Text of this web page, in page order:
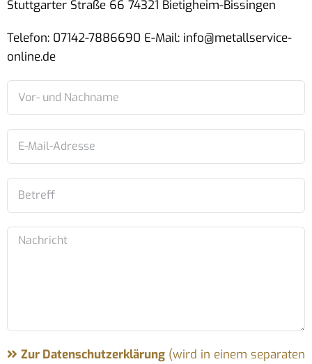
Stuttgarter Straße 66 74321 Bietigheim-Bissingen
Telefon: 07142-7886690 E-Mail: info@metallservice-
online.de
Zur Datenschutzerklärung(wird in einem separaten